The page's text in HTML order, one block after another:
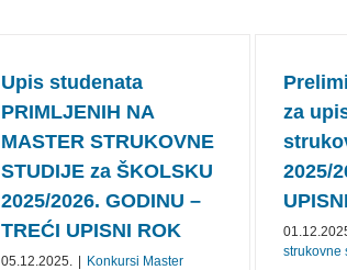
Upis studenata
PRIMLJENIH NA
MASTER STRUKOVNE
STUDIJE za ŠKOLSKU
2025/2026. GODINU –
TREĆI UPISNI ROK
05.12.2025.
Konkursi Master
za
2025/
strukovne